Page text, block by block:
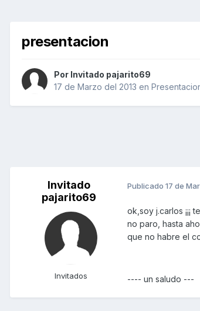
presentacion
Por Invitado pajarito69
17 de Marzo del 2013 en
Invitado
pajarito69
Invitados
Publicado 17 de
ok,soy j.carlos
no paro, hasta
que no habre el
---- un saludo ---